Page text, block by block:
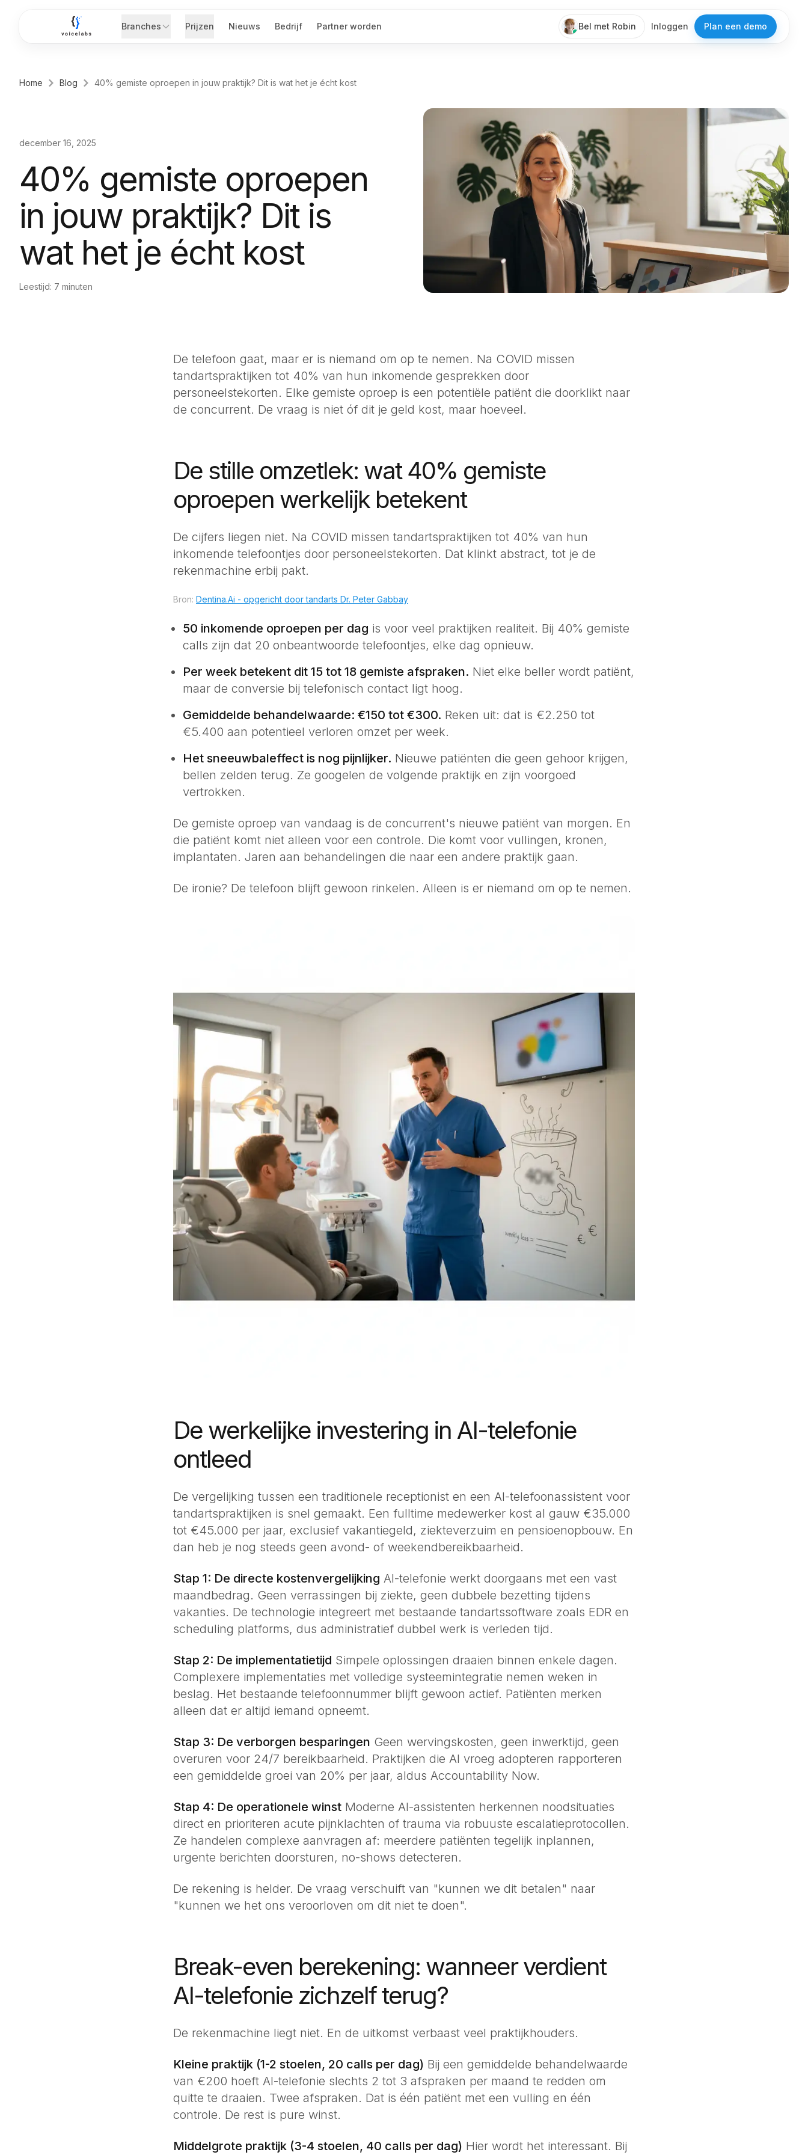
Branches Prijzen Nieuws Bedrijf Partner worden Bel met Robin Inloggen Plan een demo
Home Blog 40% gemiste oproepen in jouw praktijk? Dit is wat het je écht kost
december 16, 2025
40% gemiste oproepen
in jouw praktijk? Dit is
wat het je écht kost
Leestijd: 7 minuten
De telefoon gaat, maar er is niemand om op te nemen. Na COVID missen
tandartspraktijken tot 40% van hun inkomende gesprekken door
personeelstekorten. Elke gemiste oproep is een potentiële patiënt die doorklikt naar
de concurrent. De vraag is niet óf dit je geld kost, maar hoeveel.
De stille omzetlek: wat 40% gemiste
oproepen werkelijk betekent
De cijfers liegen niet. Na COVID missen tandartspraktijken tot 40% van hun
inkomende telefoontjes door personeelstekorten. Dat klinkt abstract, tot je de
rekenmachine erbij pakt.
Bron: Dentina.Ai - opgericht door tandarts Dr. Peter Gabbay
50 inkomende oproepen per dag is voor veel praktijken realiteit. Bij 40% gemiste
calls zijn dat 20 onbeantwoorde telefoontjes, elke dag opnieuw.
Per week betekent dit 15 tot 18 gemiste afspraken. Niet elke beller wordt patiënt,
maar de conversie bij telefonisch contact ligt hoog.
Gemiddelde behandelwaarde: €150 tot €300. Reken uit: dat is €2.250 tot
€5.400 aan potentieel verloren omzet per week.
Het sneeuwbaleffect is nog pijnlijker. Nieuwe patiënten die geen gehoor krijgen,
bellen zelden terug. Ze googelen de volgende praktijk en zijn voorgoed
vertrokken.
De gemiste oproep van vandaag is de concurrent's nieuwe patiënt van morgen. En
die patiënt komt niet alleen voor een controle. Die komt voor vullingen, kronen,
implantaten. Jaren aan behandelingen die naar een andere praktijk gaan.
De ironie? De telefoon blijft gewoon rinkelen. Alleen is er niemand om op te nemen.
De werkelijke investering in AI-telefonie
ontleed
De vergelijking tussen een traditionele receptionist en een AI-telefoonassistent voor
tandartspraktijken is snel gemaakt. Een fulltime medewerker kost al gauw €35.000
tot €45.000 per jaar, exclusief vakantiegeld, ziekteverzuim en pensioenopbouw. En
dan heb je nog steeds geen avond- of weekendbereikbaarheid.
Stap 1: De directe kostenvergelijking AI-telefonie werkt doorgaans met een vast
maandbedrag. Geen verrassingen bij ziekte, geen dubbele bezetting tijdens
vakanties. De technologie integreert met bestaande tandartssoftware zoals EDR en
scheduling platforms, dus administratief dubbel werk is verleden tijd.
Stap 2: De implementatietijd Simpele oplossingen draaien binnen enkele dagen.
Complexere implementaties met volledige systeemintegratie nemen weken in
beslag. Het bestaande telefoonnummer blijft gewoon actief. Patiënten merken
alleen dat er altijd iemand opneemt.
Stap 3: De verborgen besparingen Geen wervingskosten, geen inwerktijd, geen
overuren voor 24/7 bereikbaarheid. Praktijken die AI vroeg adopteren rapporteren
een gemiddelde groei van 20% per jaar, aldus Accountability Now.
Stap 4: De operationele winst Moderne AI-assistenten herkennen noodsituaties
direct en prioriteren acute pijnklachten of trauma via robuuste escalatieprotocollen.
Ze handelen complexe aanvragen af: meerdere patiënten tegelijk inplannen,
urgente berichten doorsturen, no-shows detecteren.
De rekening is helder. De vraag verschuift van "kunnen we dit betalen" naar
"kunnen we het ons veroorloven om dit niet te doen".
Break-even berekening: wanneer verdient
AI-telefonie zichzelf terug?
De rekenmachine liegt niet. En de uitkomst verbaast veel praktijkhouders.
Kleine praktijk (1-2 stoelen, 20 calls per dag) Bij een gemiddelde behandelwaarde
van €200 hoeft AI-telefonie slechts 2 tot 3 afspraken per maand te redden om
quitte te draaien. Twee afspraken. Dat is één patiënt met een vulling en één
controle. De rest is pure winst.
Middelgrote praktijk (3-4 stoelen, 40 calls per dag) Hier wordt het interessant. Bij